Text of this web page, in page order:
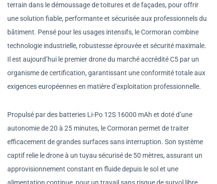
terrain dans le démoussage de toitures et de façades, pour offrir
une solution fiable, performante et sécurisée aux professionnels du
bâtiment. Pensé pour les usages intensifs, le Cormoran combine
technologie industrielle, robustesse éprouvée et sécurité maximale.
Il est aujourd’hui le premier drone du marché accrédité C5 par un
organisme de certification, garantissant une conformité totale aux
exigences européennes en matière d’exploitation professionnelle.
Propulsé par des batteries Li-Po 12S 16000 mAh et doté d’une
autonomie de 20 à 25 minutes, le Cormoran permet de traiter
efficacement de grandes surfaces sans interruption. Son système
captif relie le drone à un tuyau sécurisé de 50 mètres, assurant un
approvisionnement constant en fluide depuis le sol et une
alimentation continue, pour un travail sans risque de survol libre.